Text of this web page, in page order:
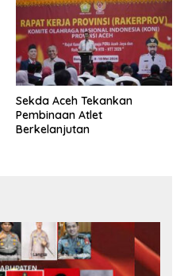
Sekda Aceh Tekankan
Pembinaan Atlet
Berkelanjutan